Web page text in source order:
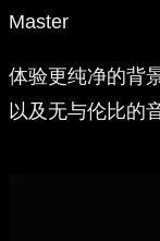
Master
体验更纯净的背
以及无与伦比的